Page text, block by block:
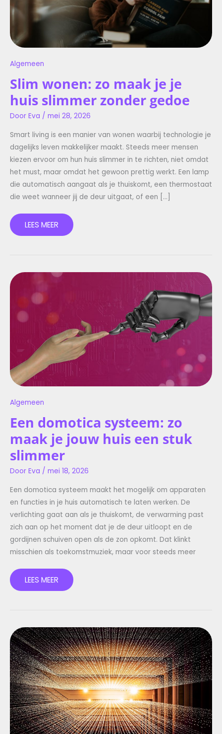
Algemeen
Slim wonen: zo maak je je
huis slimmer zonder gedoe
Door Eva / mei 28, 2026
Smart living is een manier van wonen waarbij technologie je
dagelijks leven makkelijker maakt. Steeds meer mensen
kiezen ervoor om hun huis slimmer in te richten, niet omdat
het must, maar omdat het gewoon prettig werkt. Een lamp
die automatisch aangaat als je thuiskomt, een thermostaat
die weet wanneer jij de deur uitgaat, of een […]
LEES MEER
Algemeen
Een domotica systeem: zo
maak je jouw huis een stuk
slimmer
Door Eva / mei 18, 2026
Een domotica systeem maakt het mogelijk om apparaten
en functies in je huis automatisch te laten werken. De
verlichting gaat aan als je thuiskomt, de verwarming past
zich aan op het moment dat je de deur uitloopt en de
gordijnen schuiven open als de zon opkomt. Dat klinkt
misschien als toekomstmuziek, maar voor steeds meer
EEN
DOMOTICA
SYSTEEM:
ZO
MAAK
JE
JOUW
STUK
SLIMMER
LEES MEER
HUISAUTOMATISERING:
ZO
LAAT
JE
JE
WONING
VOOR
JE
WERKEN